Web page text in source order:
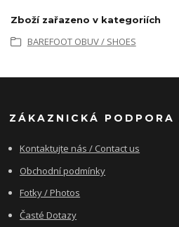
Zboží zařazeno v kategoriích
BAREFOOT OBUV / SHOES
ZÁKAZNICKÁ PODPORA
Kontaktujte nás / Contact us
Obchodní podmínky
Fotky / Photos
Časté Dotazy